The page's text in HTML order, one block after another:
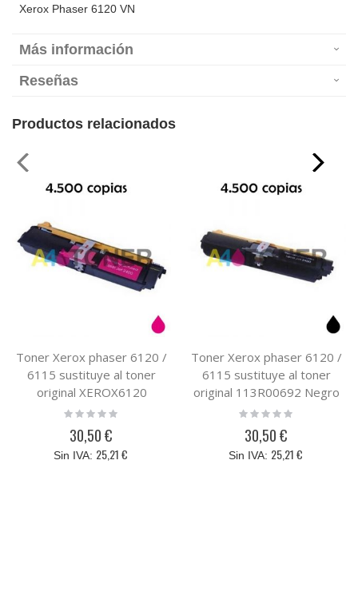
Xerox Phaser 6120 VN
Más información
Reseñas
Productos relacionados
Toner Xerox phaser 6120 /
6115 sustituye al toner
original XEROX6120
113R00695 Magenta
Rating:
30,50 €
25,21 €
Toner Xerox phaser 6120 /
6115 sustituye al toner
original 113R00692 Negro
Rating:
30,50 €
25,21 €